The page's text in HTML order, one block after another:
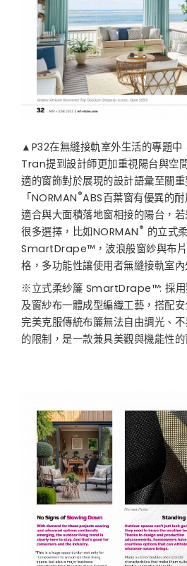
▲P32在無縫接軌室外生活的專題
Tran提到設計師更加重視陽台與空
適的窗飾對於展現的設計語彙至關重
「NORMAN ®ABS百葉窗有優異的
適合與大面積落地窗相接的陽台，
很多選擇，比如NORMAN ® 的立式
SmartDrape™，波浪般窗紗與布片
格，多功能性讓使用者無縫接軌室內
※立式柔紗簾 SmartDrape™: 採用
及窗紗布一體成型編織工藝，搭配
完美克服傳統布簾無法自由調光、
的限制，是一款兼具美觀與機能性的